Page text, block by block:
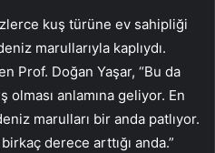
kuş türüne ev sahipliği
marullarıyla kaplıydı.
Prof. Doğan Yaşar, “Bu da
anlamına geliyor. En
marulları bir anda patlıyor.
derece arttığı anda.”